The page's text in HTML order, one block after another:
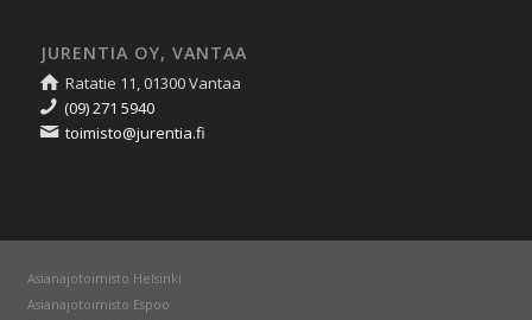
JURENTIA OY, VANTAA
Ratatie 11, 01300 Vantaa
(09) 271 5940
toimisto@jurentia.fi
Asianajotoimisto Helsinki
Asianajotoimisto Espoo